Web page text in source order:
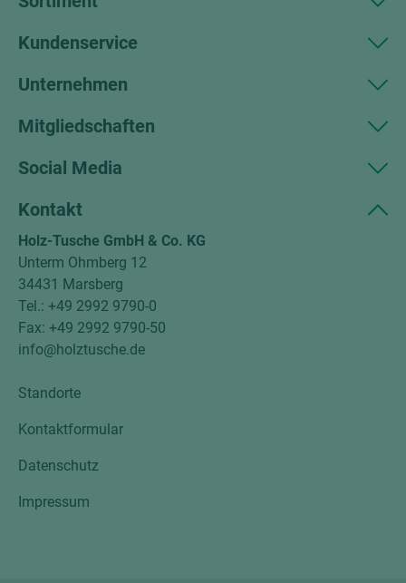
Kundenservice
Unternehmen
Mitgliedschaften
Social Media
Kontakt
Holz-Tusche GmbH & Co. KG
Unterm Ohmberg 12
34431 Marsberg
Tel.: +49 2992 9790-0
Fax: +49 2992 9790-50
info@holztusche.de
Standorte
Kontaktformular
Datenschutz
Impressum